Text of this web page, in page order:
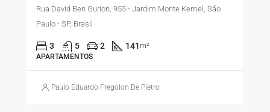
Rua David Ben Gurion, 955 - Jardim Monte Kemel, São
Paulo - SP, Brasil
3 5 2 141m²
APARTAMENTOS
Paulo Eduardo Fregolon De Pietro